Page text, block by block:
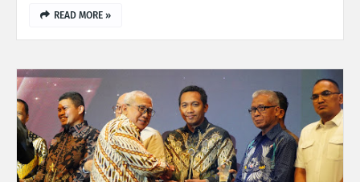
READ MORE »